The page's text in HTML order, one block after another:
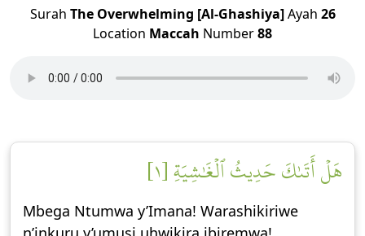
Surah The Overwhelming [Al-Ghashiya]Ayah 26
Location Maccah Number88
هَلۡ أَتَىٰكَ حَدِيثُ ٱلۡغَٰشِيَةِ [١]
Mbega Ntumwa y’Imana! Warashikiriwe